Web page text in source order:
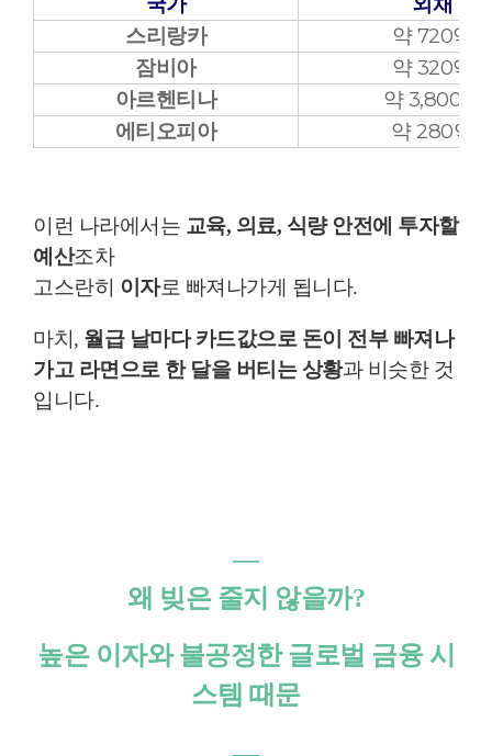
스리랑카
약 720억
잠비아
약 320억
아르헨티나
약 3,800억
에티오피아
약 280억
이런 나라에서는 교육, 의료, 식량 안전에 투자할
예산조차
고스란히 이자로 빠져나가게 됩니다.
마치, 월급 날마다 카드값으로 돈이 전부 빠져나
가고 라면으로 한 달을 버티는 상황과 비슷한 것
입니다.
―
왜 빚은 줄지 않을까?
높은 이자와 불공정한 글로벌 금융 시
스템 때문